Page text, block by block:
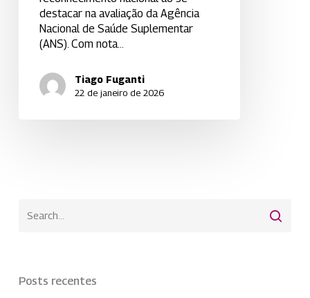
destacar na avaliação da Agência
Nacional de Saúde Suplementar
(ANS). Com nota…
Tiago Fuganti
22 de janeiro de 2026
Posts recentes